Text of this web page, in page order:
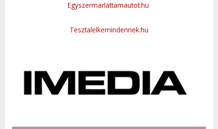
Egyszermarlattamautot.hu
Tesztalelkemindennek.hu